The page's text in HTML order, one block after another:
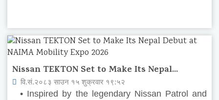
Nissan TEKTON Set to Make Its Nepal...
वि.सं.२०८३ साउन १५ शुक्रवार १९:५२
• Inspired by the legendary Nissan Patrol and